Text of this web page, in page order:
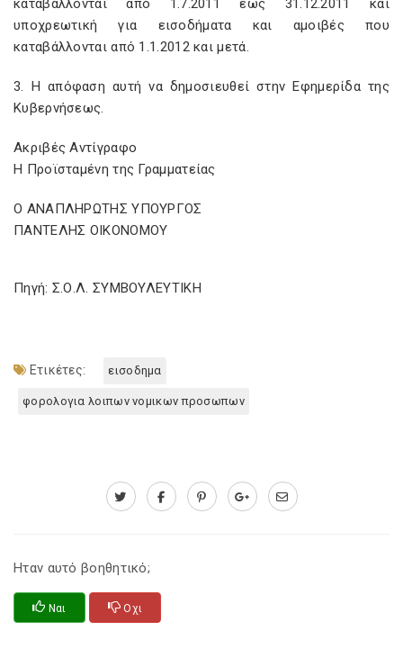
καταβάλλονται από 1.7.2011 έως 31.12.2011 και
υποχρεωτική για εισοδήματα και αμοιβές που
καταβάλλονται από 1.1.2012 και μετά.
3. Η απόφαση αυτή να δημοσιευθεί στην Εφημερίδα της
Κυβερνήσεως.
Ακριβές Αντίγραφο
Η Προϊσταμένη της Γραμματείας
Ο ΑΝΑΠΛΗΡΩΤΗΣ ΥΠΟΥΡΓΟΣ
ΠΑΝΤΕΛΗΣ ΟΙΚΟΝΟΜΟΥ
Πηγή: Σ.Ο.Λ. ΣΥΜΒΟΥΛΕΥΤΙΚΗ
Ετικέτες: εισοδημα
φορολογια λοιπων νομικων προσωπων
Ηταν αυτό βοηθητικό;
Ναι Οχι